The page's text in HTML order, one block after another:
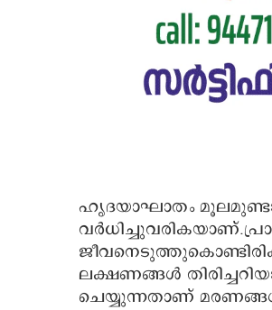
ഹൃദയാഘാതം
ലക്ഷണങ്ങള്‍
ചെയ്യുന്നതാണ്